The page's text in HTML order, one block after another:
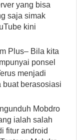
yang bisa
saja simak
kini
Plus– Bila kita
ponsel
menjadi
buat berasosiasi
Mobdro
ialah salah
fitur android